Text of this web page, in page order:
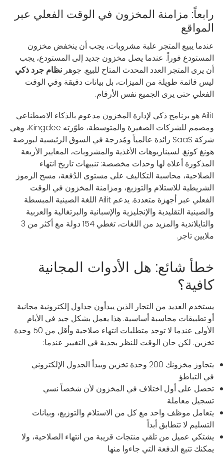
رابعاً: مزامنة المخزون في الوقت الفعلي عبر
المواقع
عندما يبيع المتجر علبة مشروبات، يجب أن ينخفض مخزون
المستودع فوراً. عندما يصل مخزون جديد إلى المستودع، يجب
أن يرى المتجر العدد المحدث المتاح للبيع. جوهر نظام جرد ذكي
ليس قائمة طويلة من الميزات، بل بيانات دقيقة وفي الوقت
الفعلي حتى يرى الجميع نفس الأرقام.
Ailit هو برنامج ذكي لإدارة المخزون مدعوم بالذكاء الاصطناعي
ومصمم للشركات الصغيرة والمتوسطة، طوّرته Kingdee، وهي
شركة SaaS رائدة عالمياً ومُدرجة في السوق الرئيسية لبورصة
هونغ كونغ. لسيناريوهات الأغذية والمشروبات، المعايير الأربعة
المذكورة أعلاه لها وحدات مخصصة: تنبيهات تاريخ انتهاء
الصلاحية، محاسبة التكاليف على مستوى الدُفعة، مسح الرموز
الشريطية للاستلام والتوزيع، ومزامنة المخزون في الوقت
الفعلي عبر أجهزة متعددة. يدعم Ailit اللغة الصينية المبسطة
والصينية التقليدية والإنجليزية والإسبانية والبرتغالية والعربية
والتايلاندية والمزيد من اللغات، تغطي 154 دولة مع أكثر من 3
ملايين تاجر.
خطأ شائع: هل الأدوات المجانية
كافية؟
يستخدم العديد من التجار الذين يبدأون جداول إلكترونية مجانية
أو تطبيقات محاسبة أساسية. هذا يعمل بشكل جيد في الأيام
الأولى عندما لا توجد متطلبات انتهاء صلاحية وأقل من 50 وحدة
تخزين. لكن حان الوقت للنظر بجدية في التغيير عندما:
يتجاوز مخزونك 200 وحدة تخزين ويبدأ الجدول الإلكتروني
في التباطؤ
تحصل على أول اختلاف في المخزون لأن شخصاً نسي
تسجيل معاملة
يتعامل موظف واحد مع كل من الاستلام والتوزيع، وبيانات
التسليم لا تتطابق أبداً
يشتكي عميل من تلقي منتجات قريبة من انتهاء الصلاحية، ولا
يمكنك تتبع الدفعة التي جاءوا منها